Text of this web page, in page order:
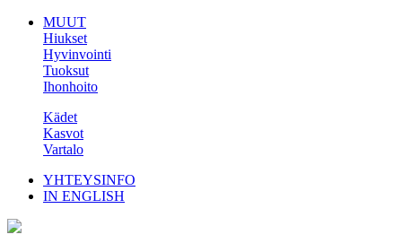
MUUT
Hiukset
Hyvinvointi
Tuoksut
Ihonhoito
Kädet
Kasvot
Vartalo
YHTEYSINFO
IN ENGLISH